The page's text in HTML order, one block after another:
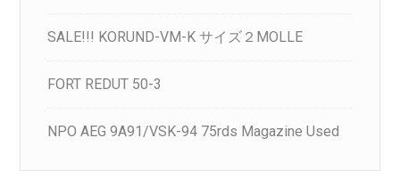
SALE!!! KORUND-VM-K サイズ２MOLLE
FORT REDUT 50-3
NPO AEG 9A91/VSK-94 75rds Magazine Used